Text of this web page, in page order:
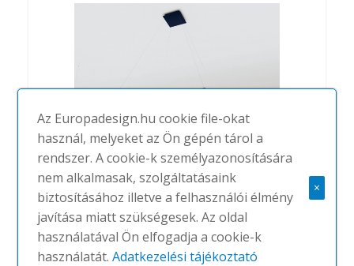
Cube
Az Europadesign.hu cookie file-okat
használ, melyeket az Ön gépén tárol a
rendszer. A cookie-k személyazonosítására
nem alkalmasak, szolgáltatásaink
biztosításához illetve a felhasználói élmény
javítása miatt szükségesek. Az oldal
használatával Ön elfogadja a cookie-k
használatát.Adatkezelési tájékoztató
×